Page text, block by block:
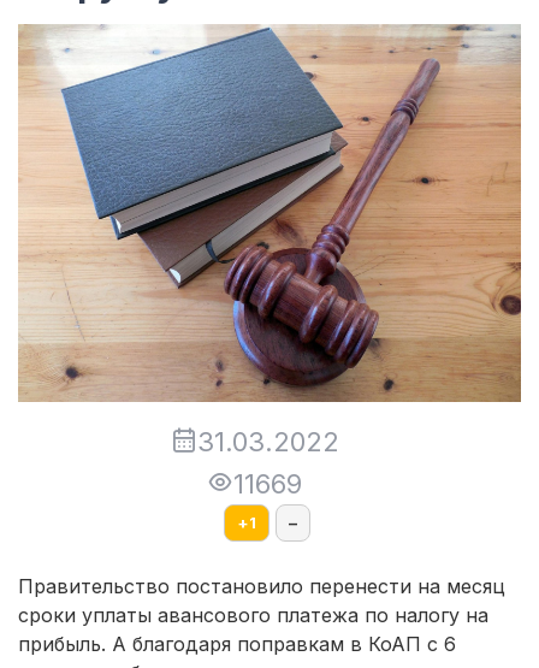
31.03.2022
11669
+1 –
Правительство постановило перенести на месяц
сроки уплаты авансового платежа по налогу на
прибыль. А благодаря поправкам в КоАП с 6